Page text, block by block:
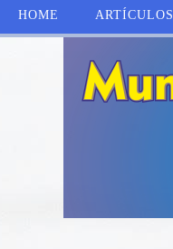
HOME ARTÍCULOS